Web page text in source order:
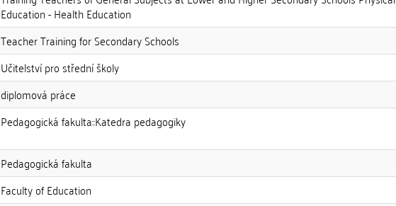
Education - Health Education
Teacher Training for Secondary Schools
Učitelství pro střední školy
diplomová práce
Pedagogická fakulta::Katedra pedagogiky
Pedagogická fakulta
Faculty of Education